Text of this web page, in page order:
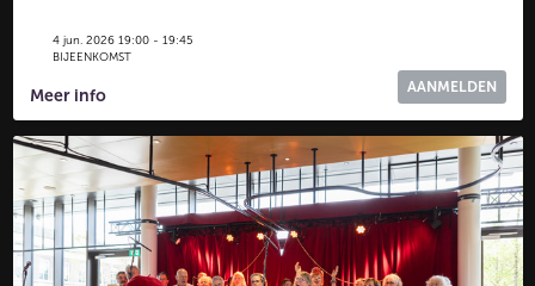
4 jun. 2026 19:00 - 19:45
BIJEENKOMST
Meer info AANMELDEN